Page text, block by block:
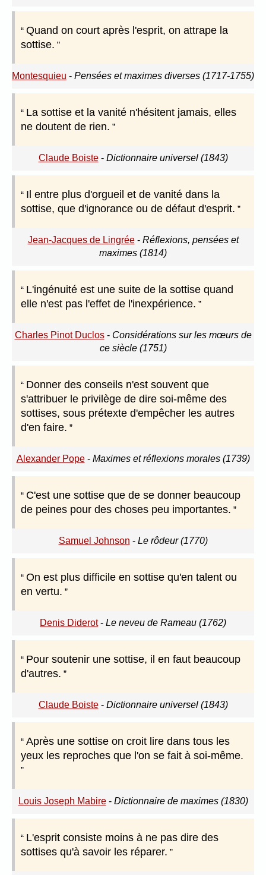
Quand on court après l'esprit, on attrape la
sottise.
Montesquieu - Pensées et maximes diverses (1717-1755)
La sottise et la vanité n'hésitent jamais, elles
ne doutent de rien.
Claude Boiste- Dictionnaire universel (1843)
Il entre plus d'orgueil et de vanité dans la
sottise, que d'ignorance ou de défaut d'esprit.
Jean-Jacques de Lingrée- Réflexions, pensées et
maximes (1814)
L'ingénuité est une suite de la sottise quand
elle n'est pas l'effet de l'inexpérience.
Charles Pinot Duclos- Considérations sur les mœurs de
ce siècle (1751)
Donner des conseils n'est souvent que
s'attribuer le privilège de dire soi-même des
sottises, sous prétexte d'empêcher les autres
d'en faire.
Alexander Pope- Maximes et réflexions morales (1739)
C'est une sottise que de se donner beaucoup
de peines pour des choses peu importantes.
Samuel Johnson - Le rôdeur (1770)
On est plus difficile en sottise qu'en talent ou
en vertu.
Denis Diderot- Le neveu de Rameau (1762)
Pour soutenir une sottise, il en faut beaucoup
d'autres.
Claude Boiste- Dictionnaire universel (1843)
Après une sottise on croit lire dans tous les
yeux les reproches que l'on se fait à soi-même.
Louis Joseph Mabire- Dictionnaire de maximes (1830)
L'esprit consiste moins à ne pas dire des
sottises qu'à savoir les réparer.